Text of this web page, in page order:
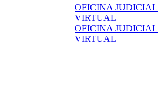
OFICINA JUDICIAL
VIRTUAL
OFICINA JUDICIAL
VIRTUAL